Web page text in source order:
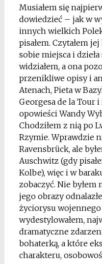
Musiałem się
dowiedzieć – jak w
innych wielkich
pisałem. Czytałem
sobie miejsca i
widziałem, a ona
przenikliwe opisy i
Atenach, Pieta w
Georgesa de la Tour i
opowieści Wandy
Chodziłem z nią po
Rzymie. Wprawdzie
Ravensbrück, ale
Auschwitz (gdy
Kolbe), więc i w
zobaczyć. Nie
jego obrazy
życiorysu
wydestylowałem,
dramatyczne
bohaterką, a które
charakteru,